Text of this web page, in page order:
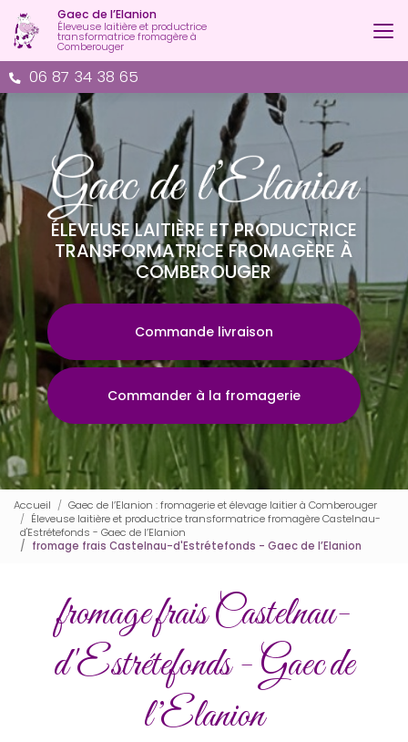
Aller
au
contenu
principal
06 87 34 38 65
Gaec de l’Elanion
Éleveuse laitière et productrice
transformatrice fromagère à
Comberouger
ÉLEVEUSE LAITIÈRE ET PRODUCTRICE
TRANSFORMATRICE FROMAGÈRE À
COMBEROUGER
Commande livraison
Commander à la fromagerie
Accueil
Gaec de l’Elanion : fromagerie et élevage laitier à Comberouger
Éleveuse laitière et productrice transformatrice fromagère Castelnau-
d'Estrétefonds - Gaec de l’Elanion
fromage frais Castelnau-d'Estrétefonds - Gaec de l’Elanion
fromage frais Castelnau-
d'Estrétefonds - Gaec de
l’Elanion